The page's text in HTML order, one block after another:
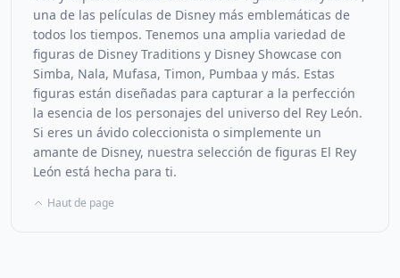
una de las películas de Disney más emblemáticas de
todos los tiempos. Tenemos una amplia variedad de
figuras de Disney Traditions y Disney Showcase con
Simba, Nala, Mufasa, Timon, Pumbaa y más. Estas
figuras están diseñadas para capturar a la perfección
la esencia de los personajes del universo del Rey León.
Si eres un ávido coleccionista o simplemente un
amante de Disney, nuestra selección de figuras El Rey
León está hecha para ti.
Haut de page